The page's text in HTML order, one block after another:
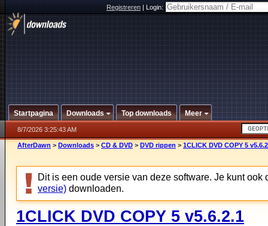
Registreren|Login:
Startpagina Downloads Top downloads Meer
8/7/2026 3:25:43 AM
AfterDawn > Downloads > CD & DVD > DVD rippen > 1CLICK DVD COPY 5
Dit is een oude versie van deze software. Je kunt ook
versie) downloaden.
1CLICK DVD COPY 5 v5.6.2.1